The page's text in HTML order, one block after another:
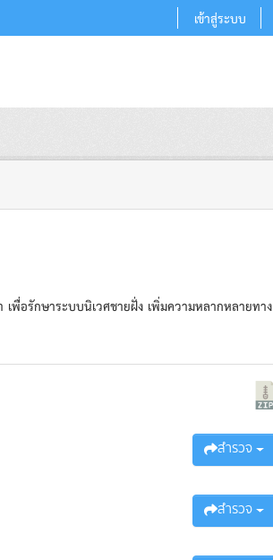
เข้าสู่ระบบ
พื่อรักษาระบบนิเวศชายฝั่ง เพิ่มความหลากหลายทาง
สำรวจ
สำรวจ